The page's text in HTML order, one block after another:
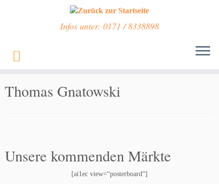
Infos unter: 0171 / 8338898
Thomas Gnatowski
Unsere kommenden Märkte
[ai1ec view=“posterboard“]